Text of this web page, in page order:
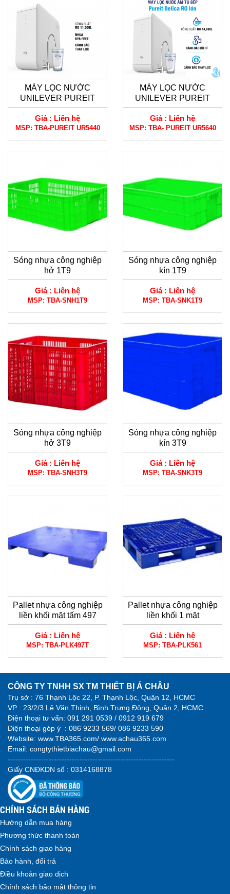
MÁY LỌC NƯỚC
UNILEVER PUREIT
DELICA-UR5440
Giá : Liên hệ
MSP: TBA-PUREIT UR5440
MÁY LỌC NƯỚC
UNILEVER PUREIT
DELICA-UR5640
Giá : Liên hệ
MSP: TBA- PUREIT UR5640
Sóng nhựa công nghiệp
hở 1T9
Giá : Liên hệ
MSP: TBA-SNH1T9
Sóng nhựa công nghiệp
kín 1T9
Giá : Liên hệ
MSP: TBA-SNK1T9
Sóng nhựa công nghiệp
hở 3T9
Giá : Liên hệ
MSP: TBA-SNH3T9
Sóng nhựa công nghiệp
kín 3T9
Giá : Liên hệ
MSP: TBA-SNK3T9
Pallet nhựa công nghiệp
liền khối mặt tấm 497
Giá : Liên hệ
MSP: TBA-PLK497T
Pallet nhựa công nghiệp
liền khối 1 mặt
Giá : Liên hệ
MSP: TBA-PLK561
CÔNG TY TNHH SX TM THIẾT BỊ Á CHÂU
Trụ sở : 76 Thạnh Lộc 22, P. Thạnh Lộc, Quận 12, HCMC
VP : 23/2/3 Lê Văn Thịnh, Bình Trưng Đông, Quận 2, HCMC
Điện thoại tư vấn: 091 291 0539 / 0912 919 679
Điện thoại góp ý : 086 9233 569/ 086 9233 590
Website: www.TBA365.com/ www.achau365.com
Email: congtythietbiachau@gmail.com
-----------------------------------------------------------------
Giấy CNĐKDN số : 0314168878
CHÍNH SÁCH BÁN HÀNG
Hướng dẫn mua hàng
Phương thức thanh toán
Chính sách giao hàng
Bảo hành, đổi trả
Điều khoản giao dịch
Chính sách bảo mật thông tin